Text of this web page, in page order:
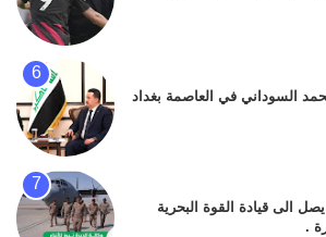
السوداني في العاصمة بغداد
الى قيادة القوة البحرية
.